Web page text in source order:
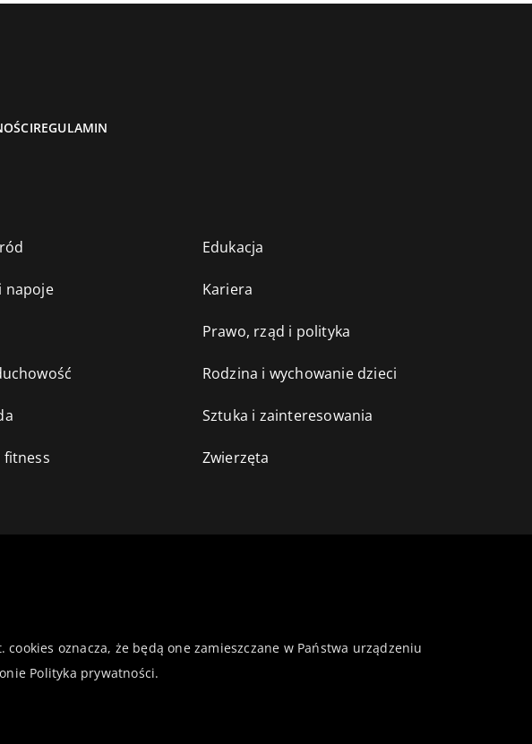
REGULAMIN
Edukacja
napoje Kariera
Prawo, rząd i polityka
Rodzina i wychowanie dzieci
Sztuka i zainteresowania
fitness Zwierzęta
oznacza, że będą one zamieszczane w Państwa urządzeniu
Polityka prywatności.